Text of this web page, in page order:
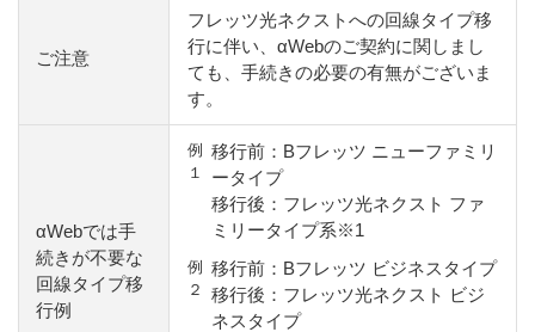
ご注意
フレッツ光ネクストへの回線タイプ移
行に伴い、αWebのご契約に関しまし
ても、手続きの必要の有無がございま
す。
αWebでは手
続きが不要な
回線タイプ移
行例
例
１
移行前：Bフレッツ ニューファミリ
ータイプ
移行後：フレッツ光ネクスト ファ
ミリータイプ系※1
例
２
移行前：Bフレッツ ビジネスタイプ
移行後：フレッツ光ネクスト ビジ
ネスタイプ